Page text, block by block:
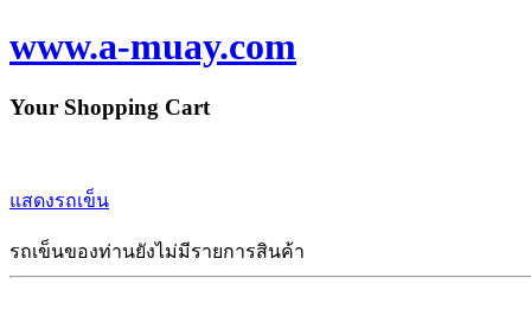
www.a-muay.com
Your Shopping Cart
แสดงรถเข็น
รถเข็นของท่านยังไม่มีรายการสินค้า